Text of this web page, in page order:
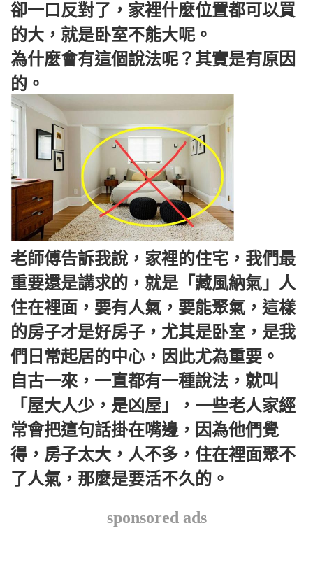
卻一口反對了，家裡什麼位置都可以買
的大，就是卧室不能大呢。
為什麼會有這個說法呢？其實是有原因
的。
老師傅告訴我說，家裡的住宅，我們最
重要還是講求的，就是「藏風納氣」人
住在裡面，要有人氣，要能聚氣，這樣
的房子才是好房子，尤其是卧室，是我
們日常起居的中心，因此尤為重要。
自古一來，一直都有一種說法，就叫
「屋大人少，是凶屋」，一些老人家經
常會把這句話掛在嘴邊，因為他們覺
得，房子太大，人不多，住在裡面聚不
了人氣，那麼是要活不久的。
sponsored ads